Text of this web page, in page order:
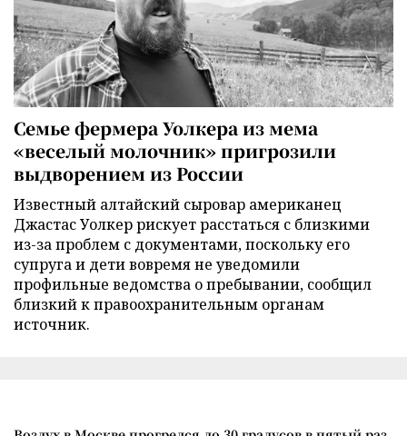
Семье фермера Уолкера из мема
«веселый молочник» пригрозили
выдворением из России
Известный алтайский сыровар американец
Джастас Уолкер рискует расстаться с близкими
из-за проблем с документами, поскольку его
супруга и дети вовремя не уведомили
профильные ведомства о пребывании, сообщил
близкий к правоохранительным органам
источник.